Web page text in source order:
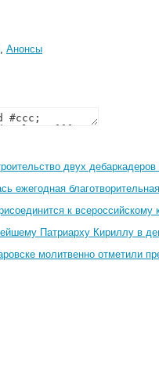
, Анонсы
двух
ежегодная
к всероссийскому
Патриарху Кириллу в
молитвенно отметили